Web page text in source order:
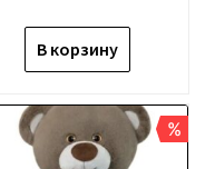
В корзину
%